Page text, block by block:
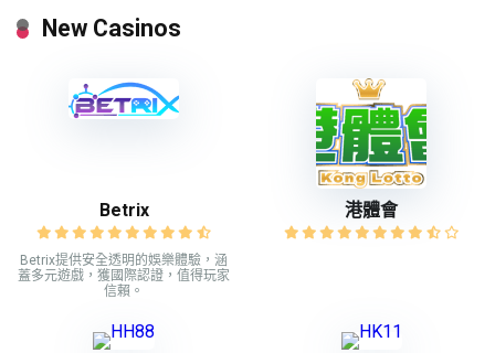
New Casinos
Betrix
Betrix提供安全透明的娛樂體驗，涵
蓋多元遊戲，獲國際認證，值得玩家
信賴。
港體會